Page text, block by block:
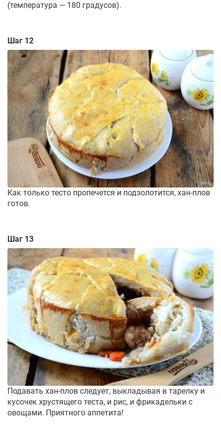
(температура — 180 градусов).
Шаг 12
Как только тесто пропечется и подзолотится, хан-плов
готов.
Шаг 13
Подавать хан-плов следует, выкладывая в тарелку и
кусочек хрустящего теста, и рис, и фрикадельки с
овощами. Приятного аппетита!